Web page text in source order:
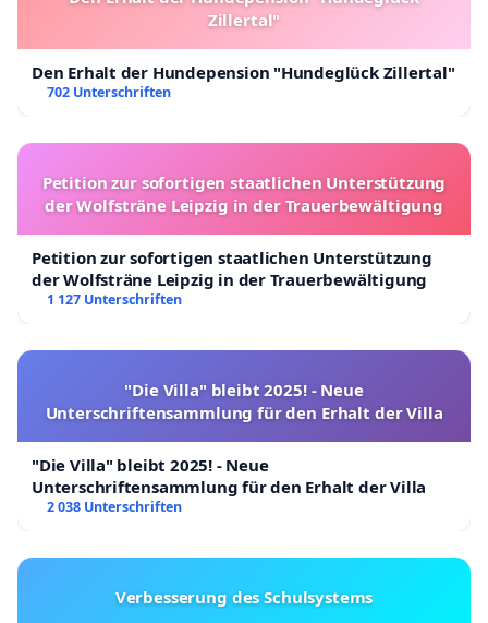
Zillertal"
Den Erhalt der Hundepension "Hundeglück Zillertal"
702 Unterschriften
Petition zur sofortigen staatlichen Unterstützung
der Wolfsträne Leipzig in der Trauerbewältigung
Petition zur sofortigen staatlichen Unterstützung
der Wolfsträne Leipzig in der Trauerbewältigung
1 127 Unterschriften
"Die Villa" bleibt 2025! - Neue
Unterschriftensammlung für den Erhalt der Villa
"Die Villa" bleibt 2025! - Neue
Unterschriftensammlung für den Erhalt der Villa
2 038 Unterschriften
Verbesserung des Schulsystems